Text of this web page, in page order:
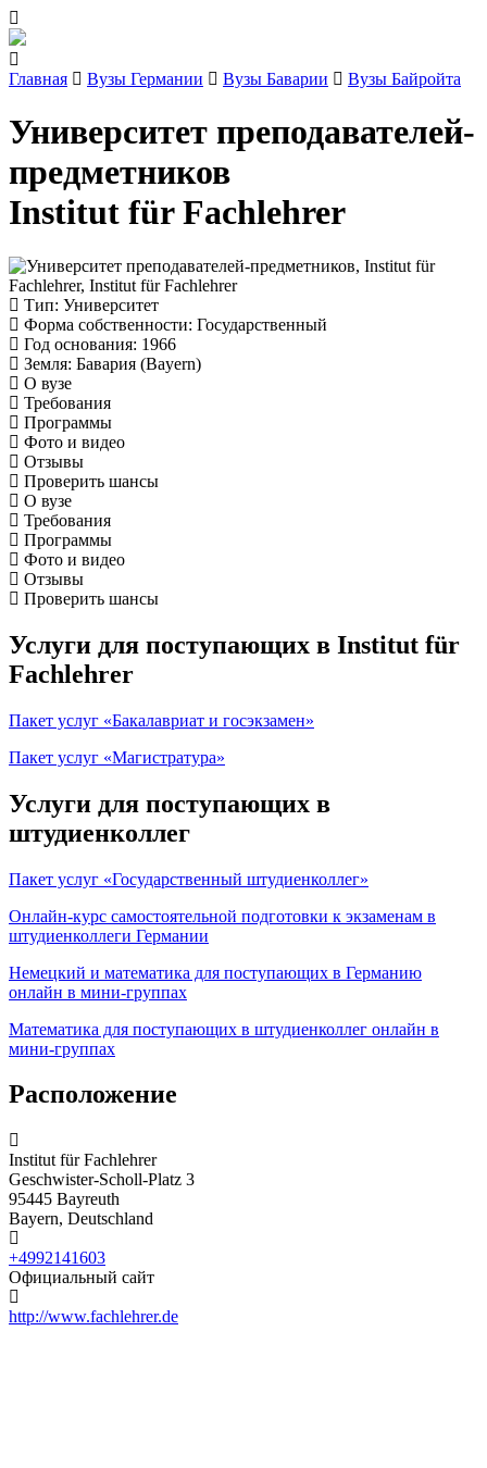
Главная Вузы Германии Вузы Баварии Вузы Байройта
Университет преподавателей-
предметников
Institut für Fachlehrer
Тип: Университет
Форма собственности: Государственный
Год основания: 1966
Земля: Бавария (Bayern)
О вузе
Требования
Программы
Фото и видео
Отзывы
Проверить шансы
О вузе
Требования
Программы
Фото и видео
Отзывы
Проверить шансы
Услуги для поступающих в Institut für
Fachlehrer
Пакет услуг «Бакалавриат и госэкзамен»
Пакет услуг «Магистратура»
Услуги для поступающих в
штудиенколлег
Пакет услуг «Государственный штудиенколлег»
Онлайн-курс самостоятельной подготовки к экзаменам в
штудиенколлеги Германии
Немецкий и математика для поступающих в Германию
онлайн в мини-группах
Математика для поступающих в штудиенколлег онлайн в
мини-группах
Расположение
Institut für Fachlehrer
Geschwister-Scholl-Platz 3
95445 Bayreuth
Bayern, Deutschland
+4992141603
Официальный сайт
http://www.fachlehrer.de